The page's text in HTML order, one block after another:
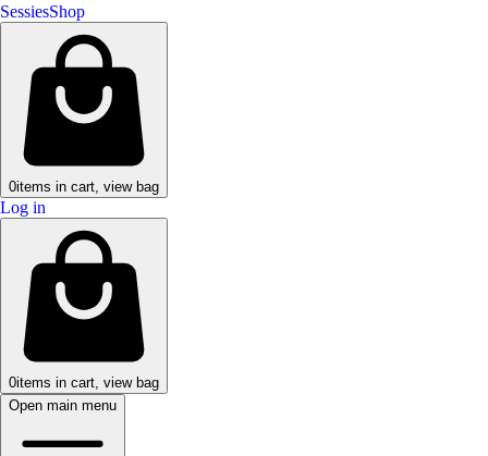
SessiesShop
0items in cart, view bag
Log in
0items in cart, view bag
Open main menu